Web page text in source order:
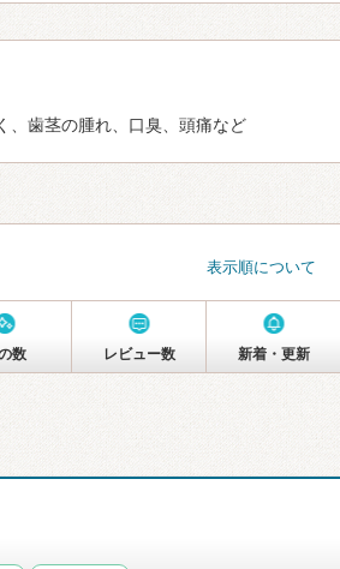
、歯茎の腫れ、口臭、頭痛など
表示順について
数 レビュー数 新着・更新